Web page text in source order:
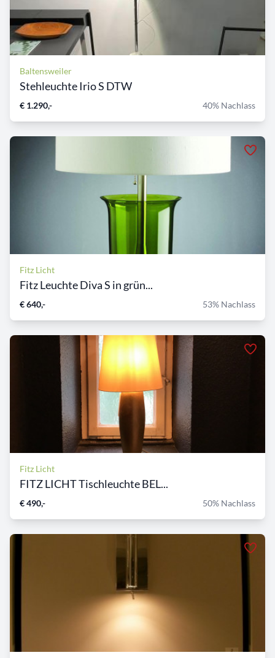
Baltensweiler
Stehleuchte Irio S DTW
€ 1.290,- 40% Nachlass
Fitz Licht
Fitz Leuchte Diva S in grün...
€ 640,- 53% Nachlass
Fitz Licht
FITZ LICHT Tischleuchte BEL...
€ 490,- 50% Nachlass